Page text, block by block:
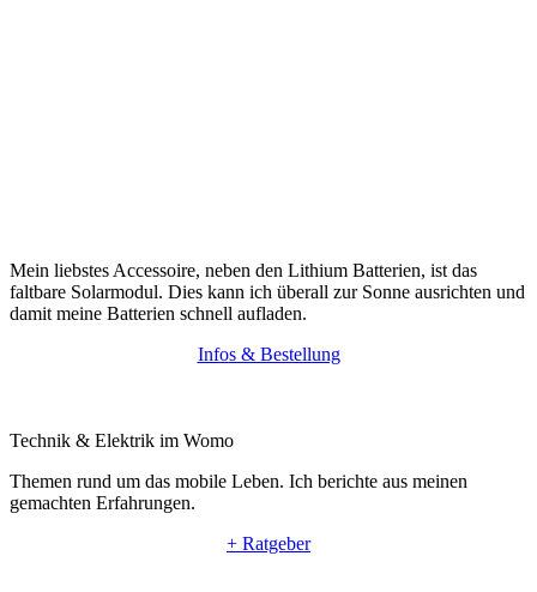
Mein liebstes Accessoire, neben den Lithium Batterien, ist das
faltbare Solarmodul. Dies kann ich überall zur Sonne ausrichten und
damit meine Batterien schnell aufladen.
Infos & Bestellung
Technik & Elektrik im Womo
Themen rund um das mobile Leben. Ich berichte aus meinen
gemachten Erfahrungen.
+ Ratgeber